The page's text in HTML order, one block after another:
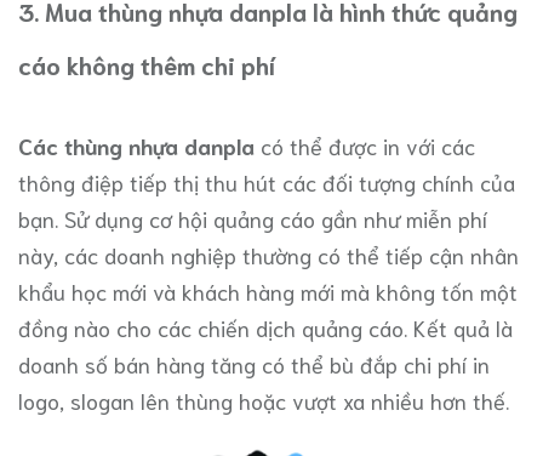
3. Mua thùng nhựa danpla là hình thức quảng
cáo không thêm chi phí
Các thùng nhựa danpla có thể được in với các
thông điệp tiếp thị thu hút các đối tượng chính của
bạn. Sử dụng cơ hội quảng cáo gần như miễn phí
này, các doanh nghiệp thường có thể tiếp cận nhân
khẩu học mới và khách hàng mới mà không tốn một
đồng nào cho các chiến dịch quảng cáo. Kết quả là
doanh số bán hàng tăng có thể bù đắp chi phí in
logo, slogan lên thùng hoặc vượt xa nhiều hơn thế.